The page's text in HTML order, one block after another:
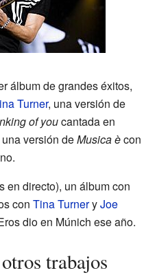
álbum de grandes éxitos,
Turner, una versión de
of youcantada en
versión deMusica ècon
en directo), un álbum con
con Tina TurneryJoe
dio en Múnich ese año.
trabajos